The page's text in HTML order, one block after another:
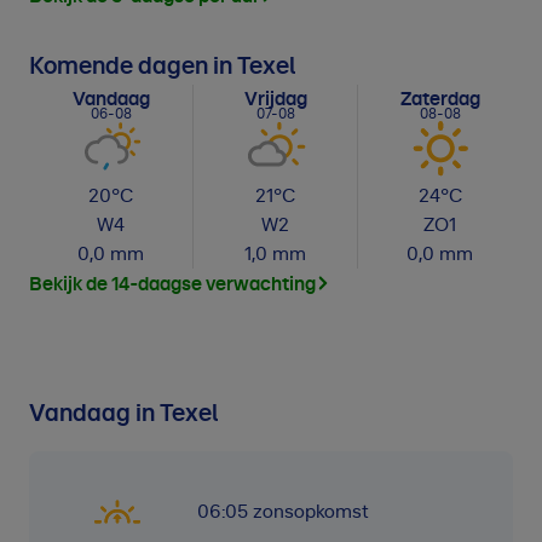
Komende dagen in Texel
Vandaag
06-08
20°C
W4
0,0 mm
Vrijdag
07-08
21°C
W2
1,0 mm
Zaterdag
08-08
24°C
ZO1
0,0 mm
Bekijk de 14-daagse verwachting
Vandaag in Texel
06:05 zonsopkomst